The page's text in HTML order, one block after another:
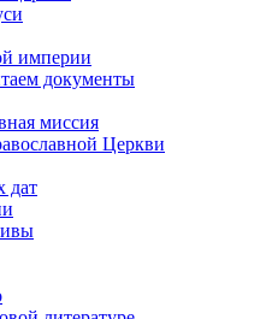
империи
документы
миссия
Церкви
дат